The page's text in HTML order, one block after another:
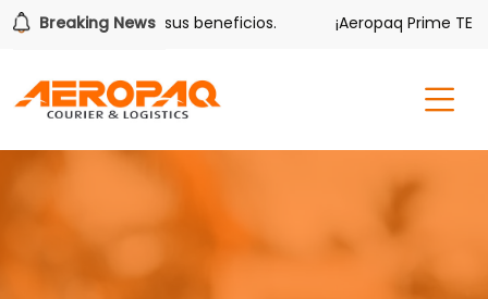
Breaking News
también tiene sus beneficios. ¡Aeropaq Prime TE DA